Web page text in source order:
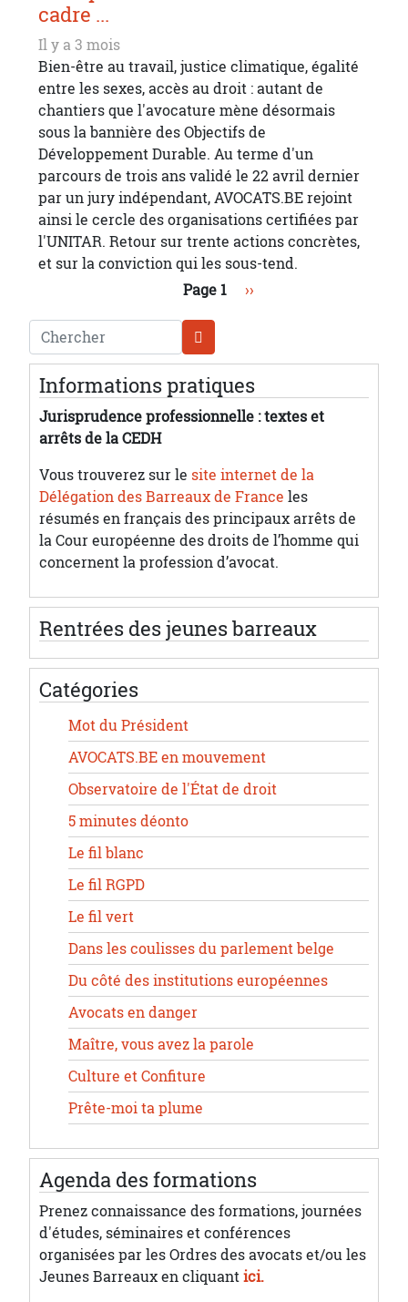
cadre ...
Il y a 3 mois
Bien-être au travail, justice climatique, égalité
entre les sexes, accès au droit : autant de
chantiers que l'avocature mène désormais
sous la bannière des Objectifs de
Développement Durable. Au terme d'un
parcours de trois ans validé le 22 avril dernier
par un jury indépendant, AVOCATS.BE rejoint
ainsi le cercle des organisations certifiées par
l'UNITAR. Retour sur trente actions concrètes,
et sur la conviction qui les sous-tend.
Page 1 Page suivante
››
Chercher
Informations pratiques
Jurisprudence professionnelle : textes et
arrêts de la CEDH
Vous trouverez sur le site internet de la
Délégation des Barreaux de France les
résumés en français des principaux arrêts de
la Cour européenne des droits de l’homme qui
concernent la profession d’avocat.
Rentrées des jeunes barreaux
Catégories
Mot du Président
AVOCATS.BE en mouvement
Observatoire de l'État de droit
5 minutes déonto
Le fil blanc
Le fil RGPD
Le fil vert
Dans les coulisses du parlement belge
Du côté des institutions européennes
Avocats en danger
Maître, vous avez la parole
Culture et Confiture
Prête-moi ta plume
Agenda des formations
Prenez connaissance des formations, journées
d'études, séminaires et conférences
organisées par les Ordres des avocats et/ou les
Jeunes Barreaux en cliquantici.